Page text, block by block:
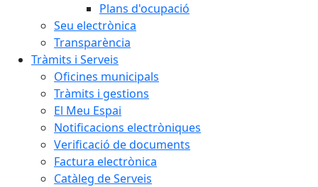
Plans d'ocupació
Seu electrònica
Transparència
Tràmits i Serveis
Oficines municipals
Tràmits i gestions
El Meu Espai
Notificacions electròniques
Verificació de documents
Factura electrònica
Catàleg de Serveis